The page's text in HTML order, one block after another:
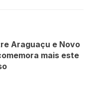
Araguaçu e Novo
mais este